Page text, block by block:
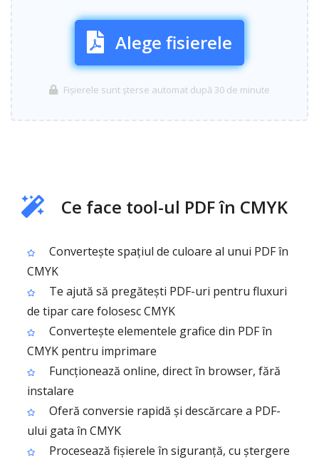
Alege fisierele
Fișierele sunt șterse automat după 30 de minute
Ce face tool-ul PDF în CMYK
Convertește spațiul de culoare al unui PDF în
CMYK
Te ajută să pregătești PDF-uri pentru fluxuri
de tipar care folosesc CMYK
Convertește elementele grafice din PDF în
CMYK pentru imprimare
Funcționează online, direct în browser, fără
instalare
Oferă conversie rapidă și descărcare a PDF-
ului gata în CMYK
Procesează fișierele în siguranță, cu ștergere